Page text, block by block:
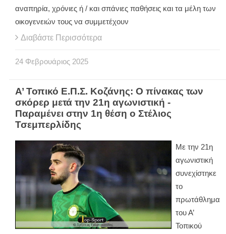
αναπηρία, χρόνιες ή / και σπάνιες παθήσεις και τα μέλη των
οικογενειών τους να συμμετέχουν
Διαβάστε Περισσότερα
24 Φεβρουάριος 2025
Α’ Τοπικό Ε.Π.Σ. Κοζάνης: Ο πίνακας των
σκόρερ μετά την 21η αγωνιστική -
Παραμένει στην 1η θέση ο Στέλιος
Τσεμπερλίδης
Με την 21η
αγωνιστική
συνεχίστηκε
το
πρωτάθλημα
του Α’
Τοπικού